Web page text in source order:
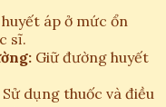
áp ở mức ổn
sĩ.
Giữ đường huyết
Sử dụng thuốc và điều